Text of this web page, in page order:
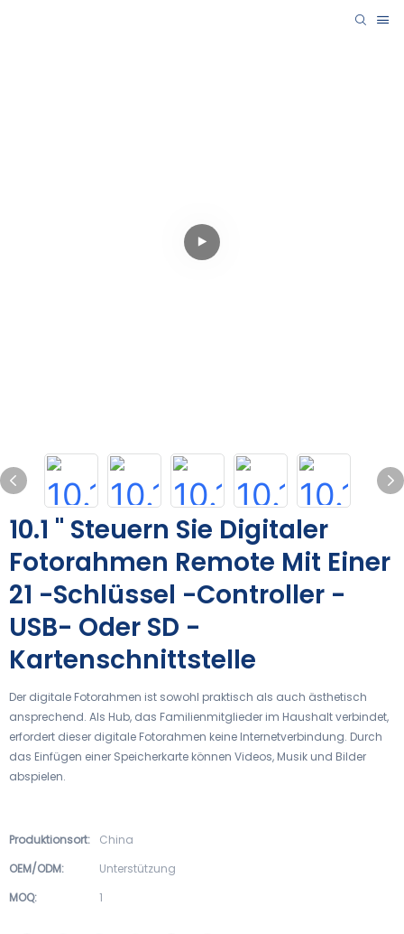
10.1 '' Steuern Sie Digitaler
Fotorahmen Remote Mit Einer
21 -Schlüssel -Controller -
USB- Oder SD -
Kartenschnittstelle
Der digitale Fotorahmen ist sowohl praktisch als auch ästhetisch
ansprechend. Als Hub, das Familienmitglieder im Haushalt verbindet,
erfordert dieser digitale Fotorahmen keine Internetverbindung. Durch
das Einfügen einer Speicherkarte können Videos, Musik und Bilder
abspielen.
Produktionsort:
China
OEM/ODM:
Unterstützung
MOQ:
1